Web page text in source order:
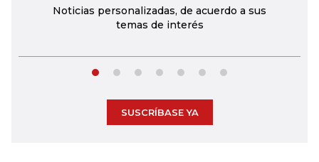
Noticias personalizadas, de acuerdo a sus
temas de interés
SUSCRÍBASE YA